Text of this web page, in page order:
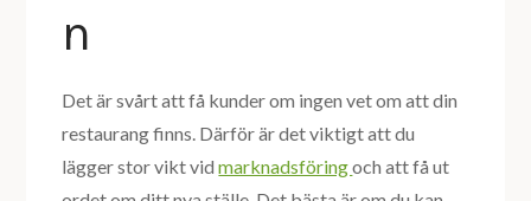
n
Det är svårt att få kunder om ingen vet om att din
restaurang finns. Därför är det viktigt att du
lägger stor vikt vidmarknadsföringoch att få ut